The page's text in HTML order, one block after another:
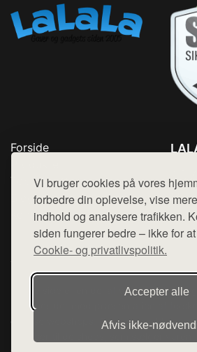
Vi bruger cookies på vores
forbedre din oplevelse, vise
indhold og analysere trafikken.
siden fungerer bedre – ikke for
Cookie- og privatlivspolitik.
Accepter alle
Afvis
Forside
Top Rabatter
Blog
Kontakt
Mail:
Denne side er en del af want.dk, der
hjemmesider med præsentation af
diverse webshops. Der sælges ikke